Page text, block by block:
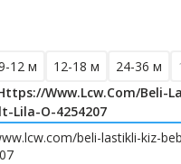
12 м 12-18 м 24-36 м
www.lcw.com/beli-
Lila-O-4254207
beli-lastikli-kiz-